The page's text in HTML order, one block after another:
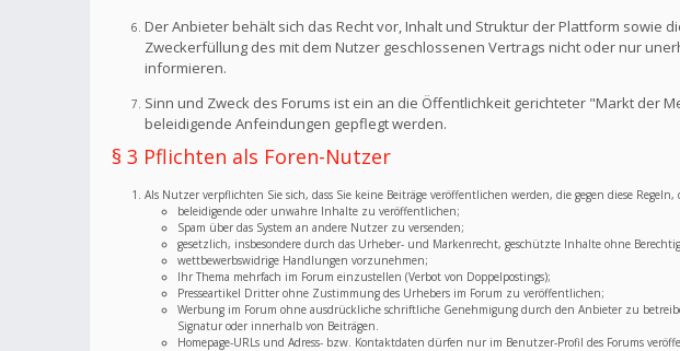
Der Anbieter behält sich das Recht vor, Inhalt und Struktur der Plattform
Zweckerfüllung des mit dem Nutzer geschlossenen Vertrags nicht oder nur
informieren.
Sinn und Zweck des Forums ist ein an die Öffentlichkeit gerichteter "Markt der
beleidigende Anfeindungen gepflegt werden.
§ 3 Pflichten als Foren-Nutzer
Als Nutzer verpflichten Sie sich, dass Sie keine Beiträge veröffentlichen werden, die gegen diese
beleidigende oder unwahre Inhalte zu veröffentlichen;
Spam über das System an andere Nutzer zu versenden;
gesetzlich, insbesondere durch das Urheber- und Markenrecht, geschützte Inhalte ohne
wettbewerbswidrige Handlungen vorzunehmen;
Ihr Thema mehrfach im Forum einzustellen (Verbot von Doppelpostings);
Presseartikel Dritter ohne Zustimmung des Urhebers im Forum zu veröffentlichen;
Werbung im Forum ohne ausdrückliche schriftliche Genehmigung durch den Anbieter zu
Signatur oder innerhalb von Beiträgen.
Homepage-URLs und Adress- bzw. Kontaktdaten dürfen nur im Benutzer-Profil des Forums